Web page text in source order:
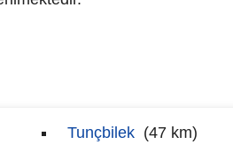
Tunçbilek (47 km)